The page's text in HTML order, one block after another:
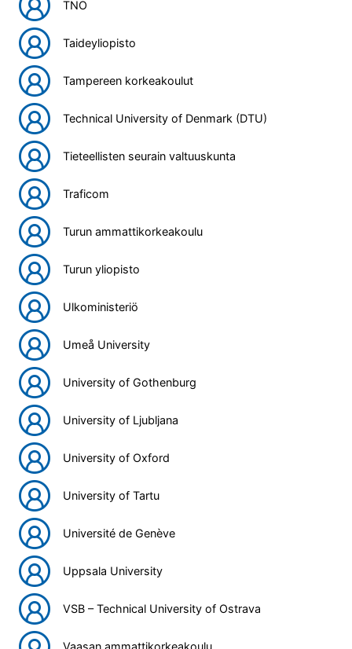
TNO
Taideyliopisto
Tampereen korkeakoulut
Technical University of Denmark (DTU)
Tieteellisten seurain valtuuskunta
Traficom
Turun ammattikorkeakoulu
Turun yliopisto
Ulkoministeriö
Umeå University
University of Gothenburg
University of Ljubljana
University of Oxford
University of Tartu
Université de Genève
Uppsala University
VSB – Technical University of Ostrava
Vaasan ammattikorkeakoulu